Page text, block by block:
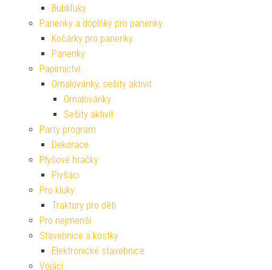
Bublifuky
Panenky a doplňky pro panenky
Kočárky pro panenky
Panenky
Papírnictví
Omalovánky, sešity aktivit
Omalovánky
Sešity aktivit
Party program
Dekorace
Plyšové hračky
Plyšáci
Pro kluky
Traktory pro děti
Pro nejmenší
Stavebnice a kostky
Elektronické stavebnice
Vojáci